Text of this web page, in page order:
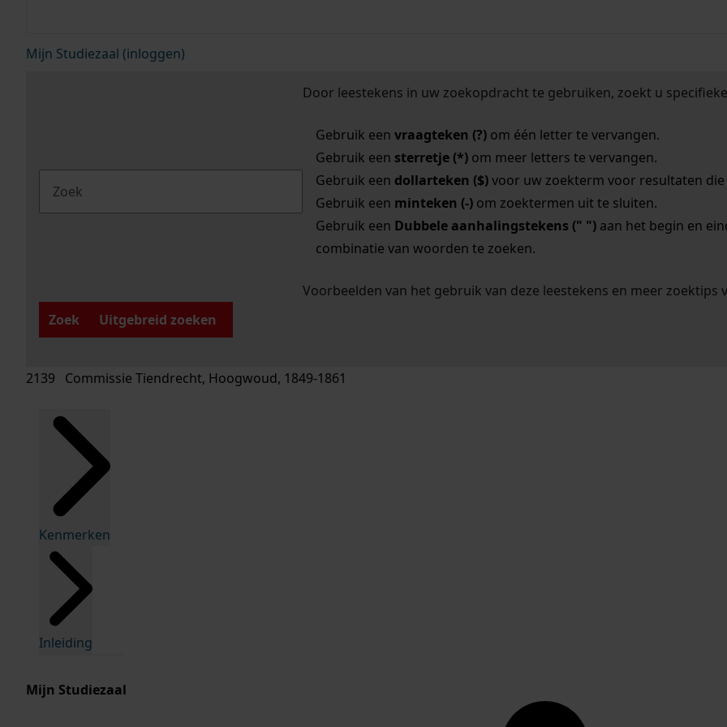
Mijn Studiezaal (inloggen)
Door leestekens in uw zoekopdracht te gebruiken, zoekt u
Gebruik een vraagteken (?)om één letter te vervangen.
Gebruik een sterretje (*)om meer letters te vervangen.
Gebruik een dollarteken ($)voor uw zoekterm voor resultaten die
Gebruik een minteken (-)om zoektermen uit te sluiten.
Gebruik een Dubbele aanhalingstekens (" ")aan het begin en
combinatie van woorden te zoeken.
Voorbeelden van het gebruik van deze leestekens en meer zoektips
Zoek
Uitgebreid zoeken
2139 Commissie Tiendrecht, Hoogwoud, 1849-1861
Kenmerken
Inleiding
Mijn Studiezaal